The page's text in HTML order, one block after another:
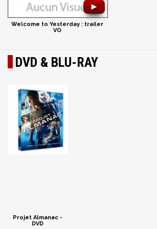
►
Welcome to Yesterday : trailer
VO
DVD & BLU-RAY
Projet Almanac -
DVD